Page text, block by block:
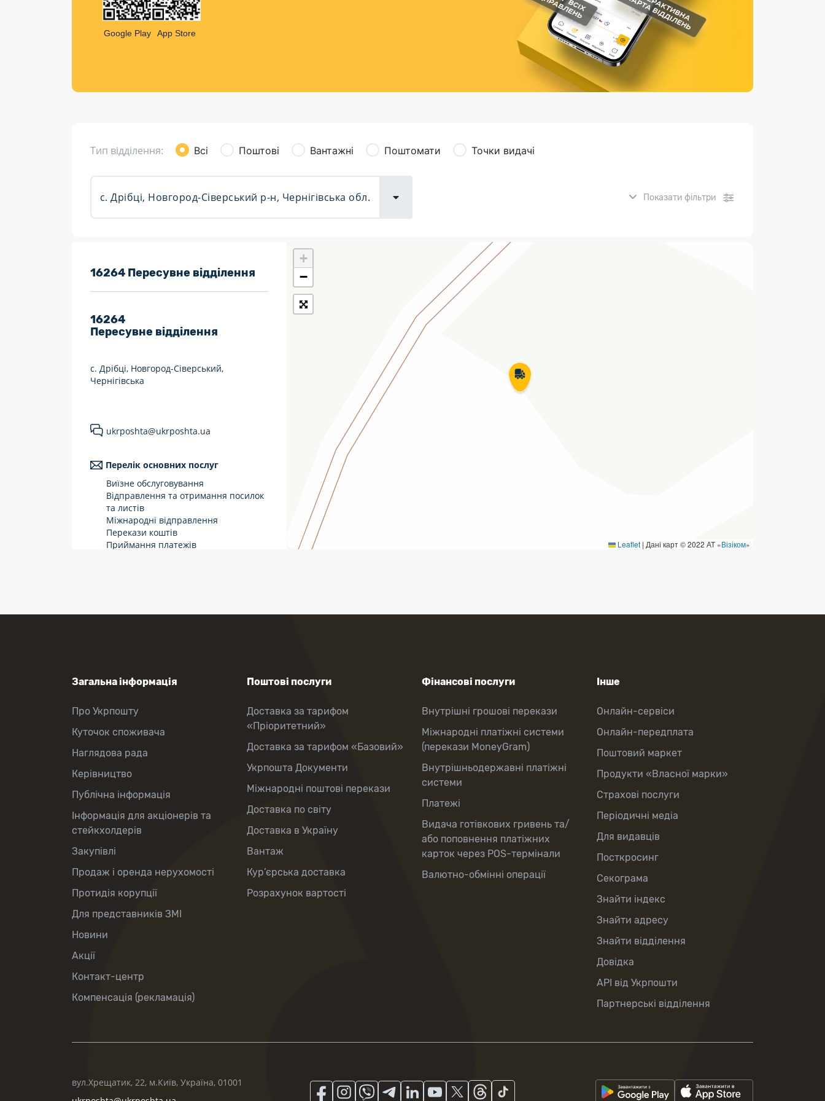
Листи та листівки
Кур’єрська доставка
Страхові послуги
Каталог «Укрпошта Маркет»
Google Play App Store
Тип відділення: Всі Поштові Вантажні Поштомати Точки видачі
Показати фільтри
7 днів на тиждень
Працюють після 19:00
Працюють у вихідні
Укрпошта Експрес/тариф
Укрпошта Стандарт/тариф «Базовий»
Доставка за межі України
Прийом вантажів
16264 Пересувне відділення
16264
Пересувне відділення
с. Дрібці, Новгород-Сіверський,
Чернігівська
ukrposhta@ukrposhta.ua
Перелік основних послуг
Виїзне обслуговування
Відправлення та отримання посилок
та листів
Міжнародні відправлення
Перекази коштів
Приймання платежів
+
−
Leaflet | Дані карт © 2022 АТ «Візіком»
Загальна інформація
Про Укрпошту
Куточок споживача
Наглядова рада
Керівництво
Публічна інформація
Інформація для акціонерів та
стейкхолдерів
Закупівлі
Продаж і оренда нерухомості
Протидія корупції
Для представників ЗМІ
Новини
Акції
Контакт-центр
Компенсація (рекламація)
Поштові послуги
Доставка за тарифом
«Пріоритетний»
Доставка за тарифом «Базовий»
Укрпошта Документи
Міжнародні поштові перекази
Доставка по світу
Доставка в Україну
Вантаж
Кур’єрська доставка
Розрахунок вартості
Фінансові послуги
Внутрішні грошові перекази
Міжнародні платіжні системи
(перекази MoneyGram)
Внутрішньодержавні платіжні
системи
Платежі
Видача готівкових гривень та/
або поповнення платіжних
карток через POS-термінали
Валютно-обмінні операції
Інше
Онлайн-сервіси
Онлайн-передплата
Поштовий маркет
Продукти «Власної марки»
Страхові послуги
Періодичні медіа
Для видавців
Посткросинг
Секограма
Знайти індекс
Знайти адресу
Знайти відділення
Довідка
API від Укрпошти
Партнерські відділення
вул.Хрещатик, 22, м.Київ, Україна, 01001